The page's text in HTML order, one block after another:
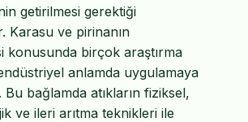
getirilmesi gerektiği
Karasu ve pirinanın
konusunda birçok araştırma
anlamda uygulamaya
Bu bağlamda atıkların fiziksel,
ve ileri arıtma teknikleri ile